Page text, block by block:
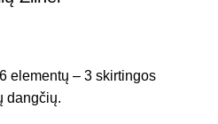
elementų – 3 skirtingos
dangčių.